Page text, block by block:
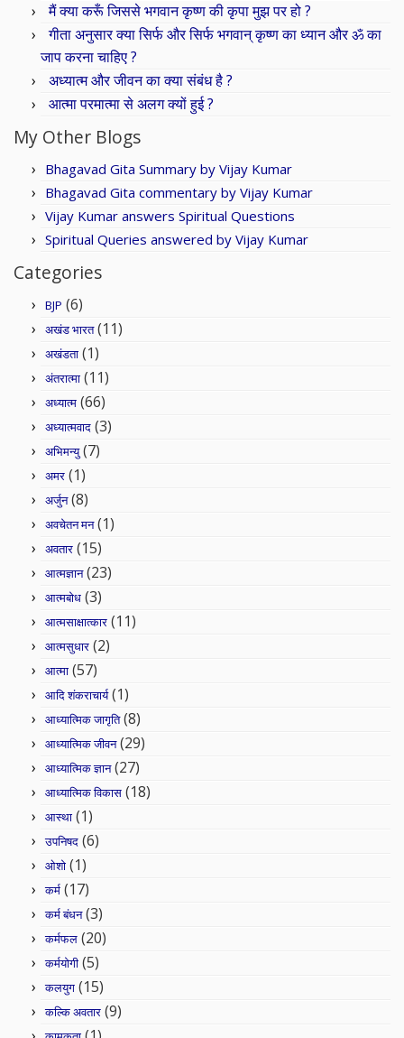
मैं क्या करूँ जिससे भगवान कृष्ण की कृपा मुझ पर हो ?
गीता अनुसार क्या सिर्फ और सिर्फ भगवान् कृष्ण का ध्यान और ॐ का
जाप करना चाहिए ?
अध्यात्म और जीवन का क्या संबंध है ?
आत्मा परमात्मा से अलग क्यों हुई ?
My Other Blogs
Bhagavad Gita Summary by Vijay Kumar
Bhagavad Gita commentary by Vijay Kumar
Vijay Kumar answers Spiritual Questions
Spiritual Queries answered by Vijay Kumar
Categories
BJP (6)
अखंड भारत(11)
अखंडता (1)
अंतरात्मा (11)
अध्यात्म (66)
अध्यात्मवाद (3)
अभिमन्यु(7)
अमर (1)
अर्जुन(8)
अवचेतन मन(1)
अवतार (15)
आत्मज्ञान(23)
आत्मबोध (3)
आत्मसाक्षात्कार (11)
आत्मसुधार (2)
आत्मा (57)
आदि शंकराचार्य(1)
आध्यात्मिक जागृति(8)
आध्यात्मिक जीवन(29)
आध्यात्मिक ज्ञान(27)
आध्यात्मिक विकास (18)
आस्था (1)
उपनिषद (6)
ओशो (1)
कर्म (17)
कर्म बंधन(3)
कर्मफल (20)
कर्मयोगी (5)
कलयुग (15)
कल्कि अवतार (9)